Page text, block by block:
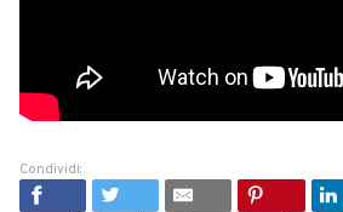
Condividi: